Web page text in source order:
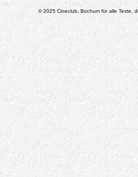
© 2025 Cineclub, Bochum für alle Texte,